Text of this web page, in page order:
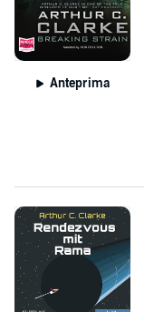
Anteprima